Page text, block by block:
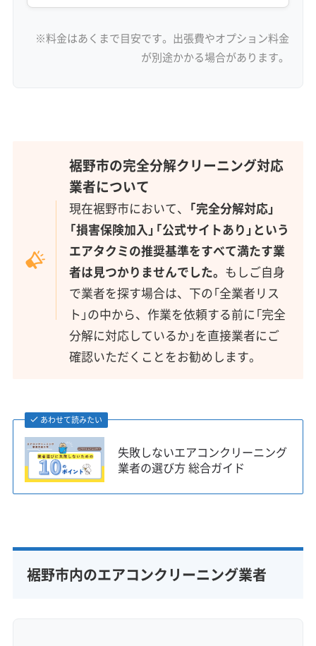
※料金はあくまで目安です。出張費やオプション料金
が別途かかる場合があります。
裾野市の完全分解クリーニング対応
業者について
現在裾野市において、 「完全分解対応」
「損害保険加入」「公式サイトあり」という
エアタクミの推奨基準をすべて満たす業
者は見つかりませんでした。 もしご自身
で業者を探す場合は、下の「全業者リス
ト」の中から、作業を依頼する前に「完全
分解に対応しているか」を直接業者にご
確認いただくことをお勧めします。
あわせて読みたい
失敗しないエアコンクリーニング
業者の選び方 総合ガイド
裾野市内のエアコンクリーニング業者